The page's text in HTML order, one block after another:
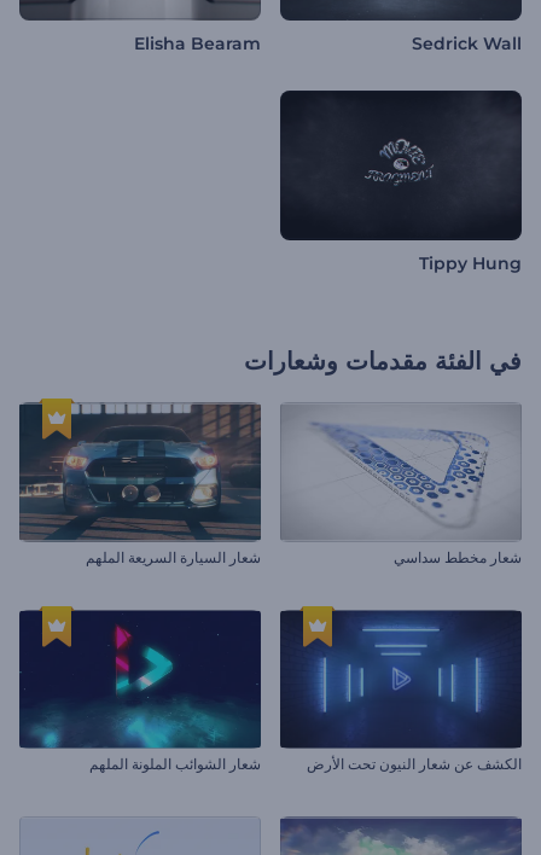
Sedrick Wall
Elisha Bearam
Tippy Hung
في الفئة مقدمات وشعارات
شعار مخطط سداسي شعار السيارة السريعة الملهم
الكشف عن شعار النيون تحت الأرض شعار الشوائب الملونة الملهم